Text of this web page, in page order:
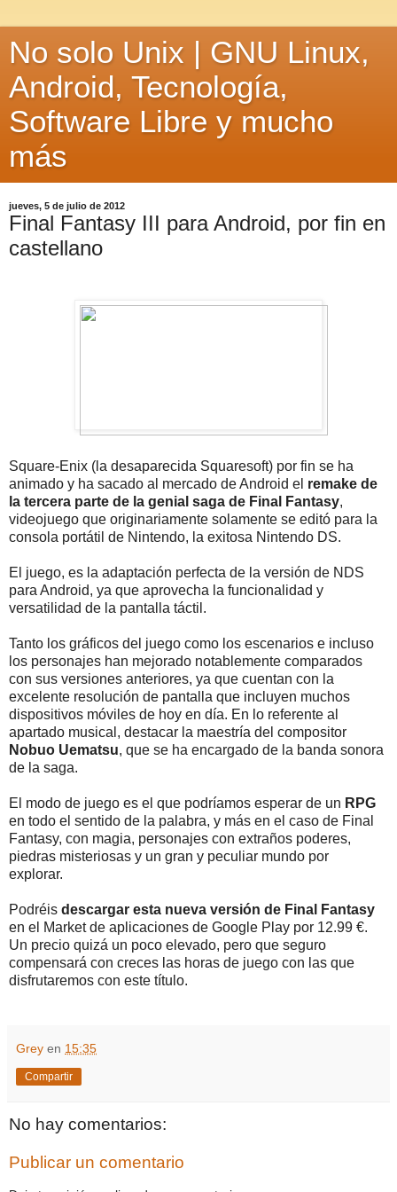
No solo Unix | GNU Linux,
Android, Tecnología,
Software Libre y mucho
más
jueves, 5 de julio de 2012
Final Fantasy III para Android, por fin en
castellano
Square-Enix (la desaparecida Squaresoft) por fin se ha
animado y ha sacado al mercado de Android el remake de
la tercera parte de la genial saga de Final Fantasy,
videojuego que originariamente solamente se editó para la
consola portátil de Nintendo, la exitosa Nintendo DS.
El juego, es la adaptación perfecta de la versión de NDS
para Android, ya que aprovecha la funcionalidad y
versatilidad de la pantalla táctil.
Tanto los gráficos del juego como los escenarios e incluso
los personajes han mejorado notablemente comparados
con sus versiones anteriores, ya que cuentan con la
excelente resolución de pantalla que incluyen muchos
dispositivos móviles de hoy en día. En lo referente al
apartado musical, destacar la maestría del compositor
Nobuo Uematsu, que se ha encargado de la banda sonora
de la saga.
El modo de juego es el que podríamos esperar de un RPG
en todo el sentido de la palabra, y más en el caso de Final
Fantasy, con magia, personajes con extraños poderes,
piedras misteriosas y un gran y peculiar mundo por
explorar.
Podréis descargar esta nueva versión de Final Fantasy
en el Market de aplicaciones de Google Play por 12.99 €.
Un precio quizá un poco elevado, pero que seguro
compensará con creces las horas de juego con las que
disfrutaremos con este título.
Grey en 15:35
Compartir
No hay comentarios:
Publicar un comentario